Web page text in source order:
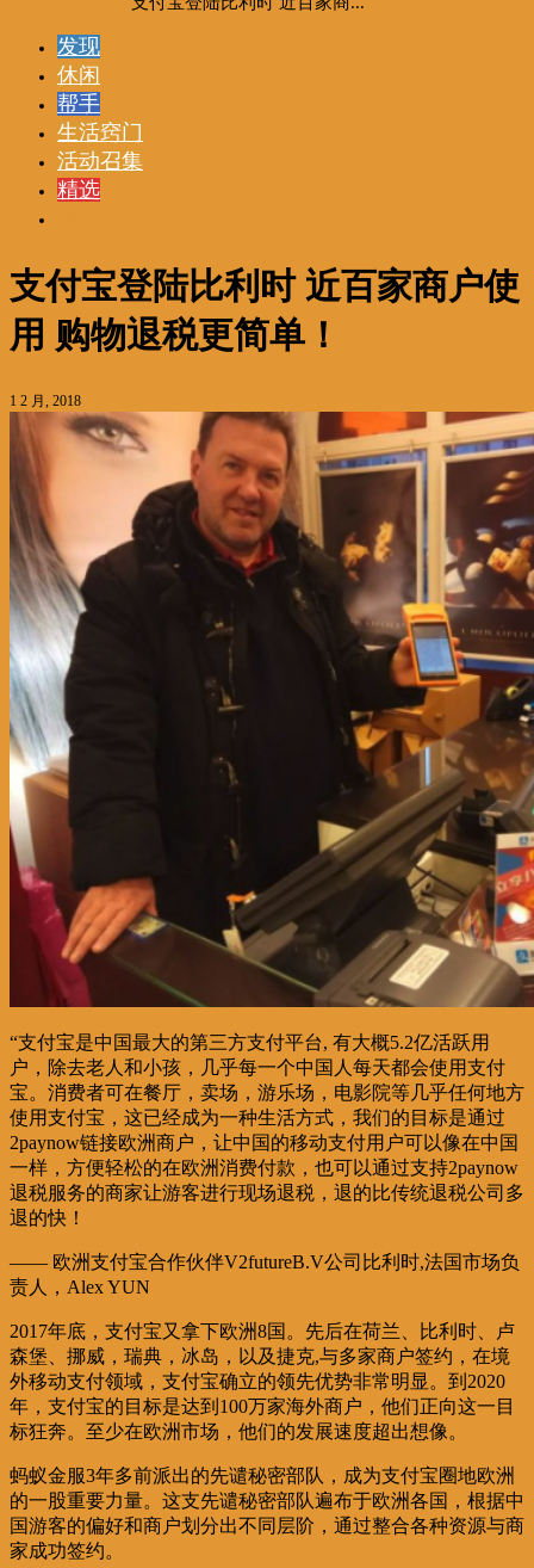
发现
休闲
帮手
生活窍门
活动召集
精选
支付宝登陆比利时 近百家商户使
用 购物退税更简单！
1 2 月, 2018
“支付宝是中国最大的第三方支付平台, 有大概5.2亿活跃用
户，除去老人和小孩，几乎每一个中国人每天都会使用支付
宝。消费者可在餐厅，卖场，游乐场，电影院等几乎任何地方
使用支付宝，这已经成为一种生活方式，我们的目标是通过
2paynow链接欧洲商户，让中国的移动支付用户可以像在中国
一样，方便轻松的在欧洲消费付款，也可以通过支持2paynow
退税服务的商家让游客进行现场退税，退的比传统退税公司多
退的快！
—— 欧洲支付宝合作伙伴V2futureB.V公司比利时,法国市场负
责人，Alex YUN
2017年底，支付宝又拿下欧洲8国。先后在荷兰、比利时、卢
森堡、挪威，瑞典，冰岛，以及捷克,与多家商户签约，在境
外移动支付领域，支付宝确立的领先优势非常明显。到2020
年，支付宝的目标是达到100万家海外商户，他们正向这一目
标狂奔。至少在欧洲市场，他们的发展速度超出想像。
蚂蚁金服3年多前派出的先谴秘密部队，成为支付宝圈地欧洲
的一股重要力量。这支先谴秘密部队遍布于欧洲各国，根据中
国游客的偏好和商户划分出不同层阶，通过整合各种资源与商
家成功签约。